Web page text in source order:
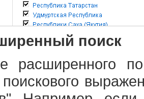
поиск
расширенного